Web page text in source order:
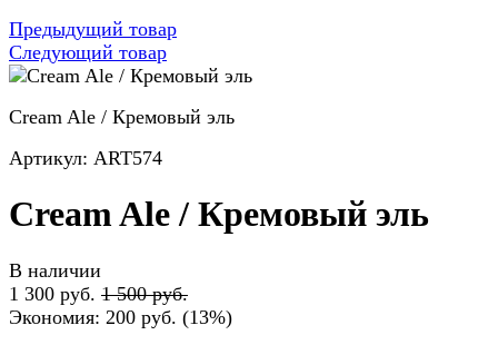
Предыдущий товар
Следующий товар
Cream Ale / Кремовый эль
Артикул: ART574
Cream Ale / Кремовый эль
В наличии
1 300 руб. 1 500 руб.
Экономия: 200 руб. (13%)